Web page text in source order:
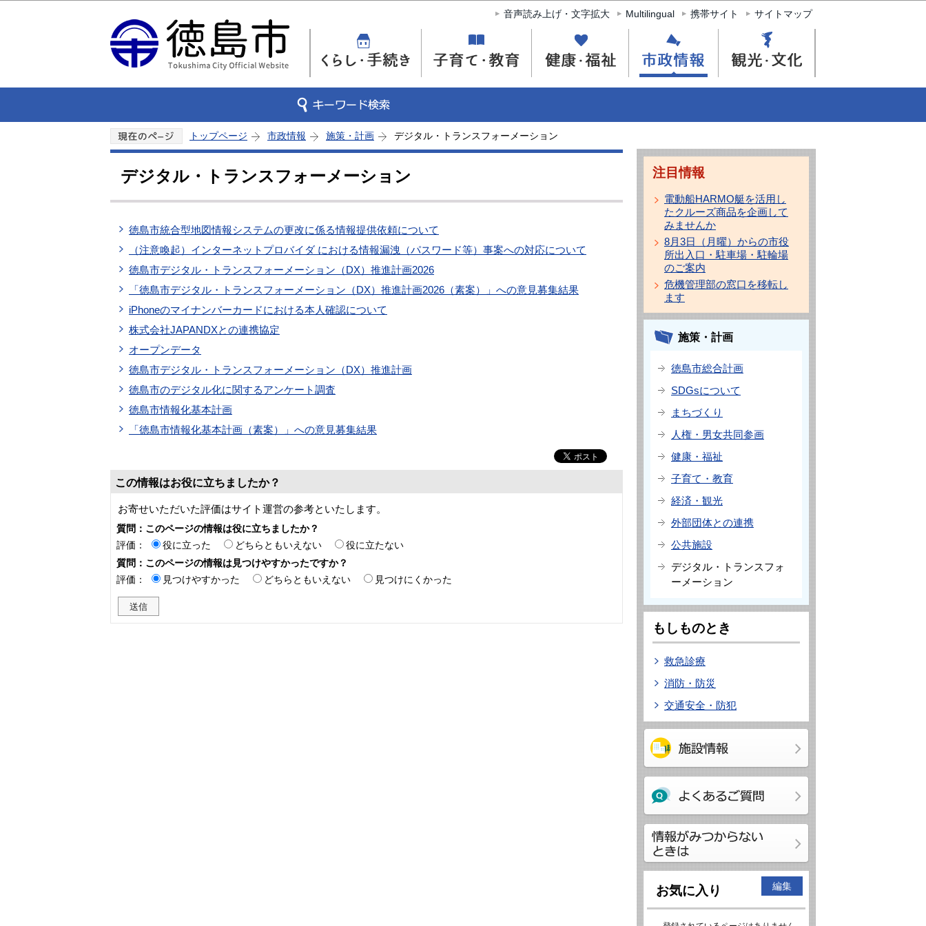
このページの本文へ移動
音声読み上げ・文字拡大 Multilingual 携帯サイト サイトマップ
トップページ 市政情報 施策・計画 デジタル・トランスフォーメーション
デジタル・トランスフォーメーション
徳島市統合型地図情報システムの更改に係る情報提供依頼について
（注意喚起）インターネットプロバイダ における情報漏洩（パスワード等）事案への対応について
徳島市デジタル・トランスフォーメーション（DX）推進計画2026
「徳島市デジタル・トランスフォーメーション（DX）推進計画2026（素案）」への意見募集結果
iPhoneのマイナンバーカードにおける本人確認について
株式会社JAPANDXとの連携協定
オープンデータ
徳島市デジタル・トランスフォーメーション（DX）推進計画
徳島市のデジタル化に関するアンケート調査
徳島市情報化基本計画
「徳島市情報化基本計画（素案）」への意見募集結果
この情報はお役に立ちましたか？
お寄せいただいた評価はサイト運営の参考といたします。
質問：このページの情報は役に立ちましたか？
評価：
役に立った どちらともいえない
役に立たない
質問：このページの情報は見つけやすかったですか？
評価：
見つけやすかった どちらともいえない 見つけにくかった
注目情報
電動船HARMO艇を活用し
たクルーズ商品を企画して
みませんか
8月3日（月曜）からの市役
所出入口・駐車場・駐輪場
のご案内
危機管理部の窓口を移転し
ます
施策・計画
徳島市総合計画
SDGsについて
まちづくり
人権・男女共同参画
健康・福祉
子育て・教育
経済・観光
外部団体との連携
公共施設
デジタル・トランスフォ
ーメーション
もしものとき
救急診療
消防・防災
交通安全・防犯
お気に入り 編集